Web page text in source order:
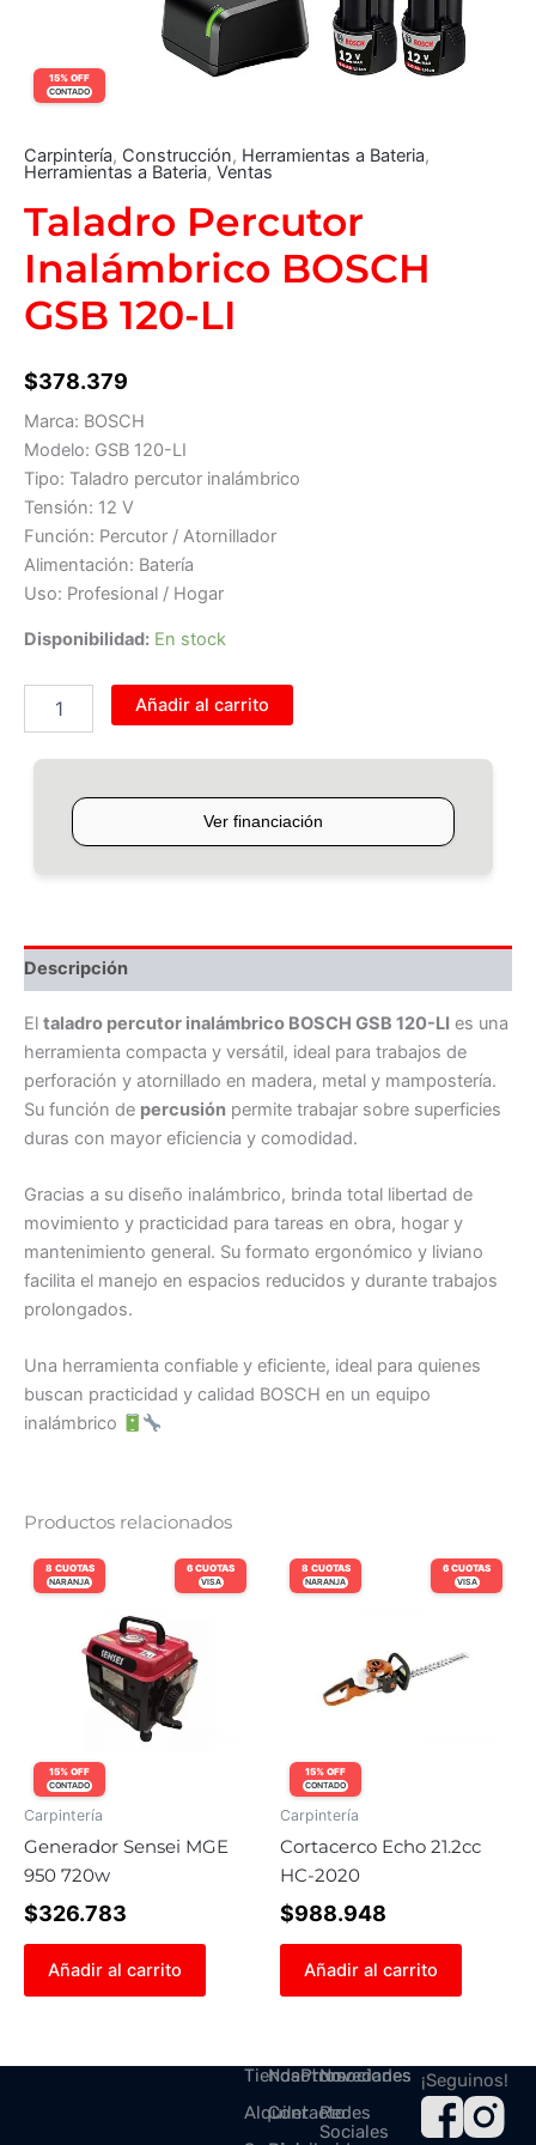
15% OFF
CONTADO
Carpintería, Construcción, Herramientas a Bateria,
Herramientas a Bateria, Ventas
Taladro Percutor
Inalámbrico BOSCH
GSB 120-LI
$378.379
Marca: BOSCH
Modelo: GSB 120-LI
Tipo: Taladro percutor inalámbrico
Tensión: 12 V
Función: Percutor / Atornillador
Alimentación: Batería
Uso: Profesional / Hogar
Disponibilidad: En stock
Añadir al carrito
Descripción
El taladro percutor inalámbrico BOSCH GSB 120-LI es una
herramienta compacta y versátil, ideal para trabajos de
perforación y atornillado en madera, metal y mampostería.
Su función de percusión permite trabajar sobre superficies
duras con mayor eficiencia y comodidad.
Gracias a su diseño inalámbrico, brinda total libertad de
movimiento y practicidad para tareas en obra, hogar y
mantenimiento general. Su formato ergonómico y liviano
facilita el manejo en espacios reducidos y durante trabajos
prolongados.
Una herramienta confiable y eficiente, ideal para quienes
buscan practicidad y calidad BOSCH en un equipo
inalámbrico
Productos relacionados
6 CUOTAS
VISA
8 CUOTAS
NARANJA
15% OFF
CONTADO
Carpintería
Generador Sensei MGE
950 720w
$326.783
Añadir al carrito
6 CUOTAS
VISA
8 CUOTAS
NARANJA
15% OFF
CONTADO
Carpintería
Cortacerco Echo 21.2cc
HC-2020
$988.948
Añadir al carrito
Tienda
Alquiler
Nosotros
Contacto
Promociones
Novedades
Redes
Sociales
¡Seguinos!